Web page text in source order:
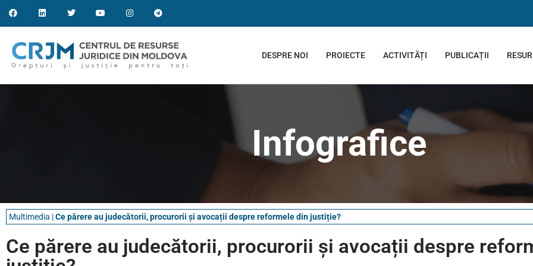
DESPRE NOI PROIECTE ACTIVITĂȚI PUBLICAȚII
Infografice
Multimedia |Ce părere au judecătorii, procurorii și avocații despre reformele din justiție?
Ce părere au judecătorii, procurorii și avocații despre